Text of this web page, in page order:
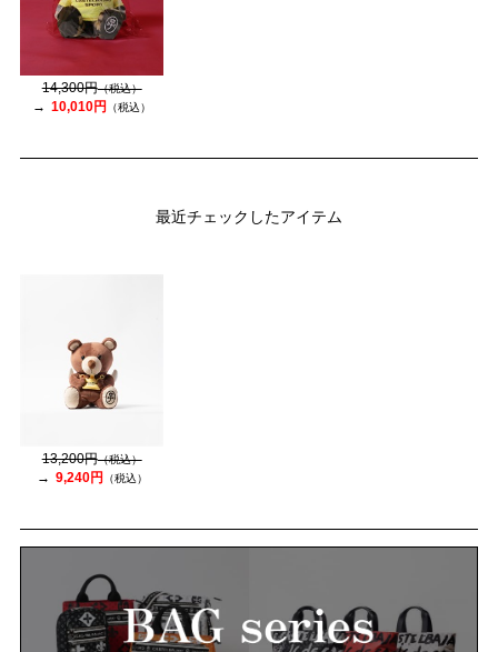
14,300円（税込）
10,010円 （税込）
最近チェックしたアイテム
13,200円（税込）
9,240円 （税込）